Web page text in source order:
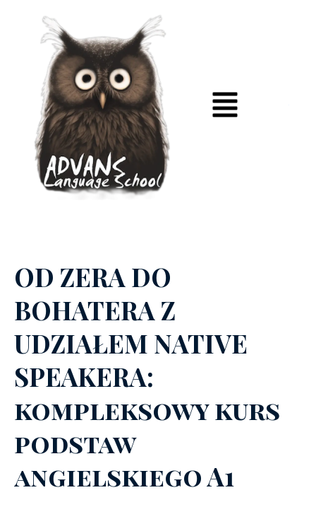
OD ZERA DO
BOHATERA Z
UDZIAŁEM NATIVE
SPEAKERA:
kompleksowy kurs
podstaw
angielskiego A1